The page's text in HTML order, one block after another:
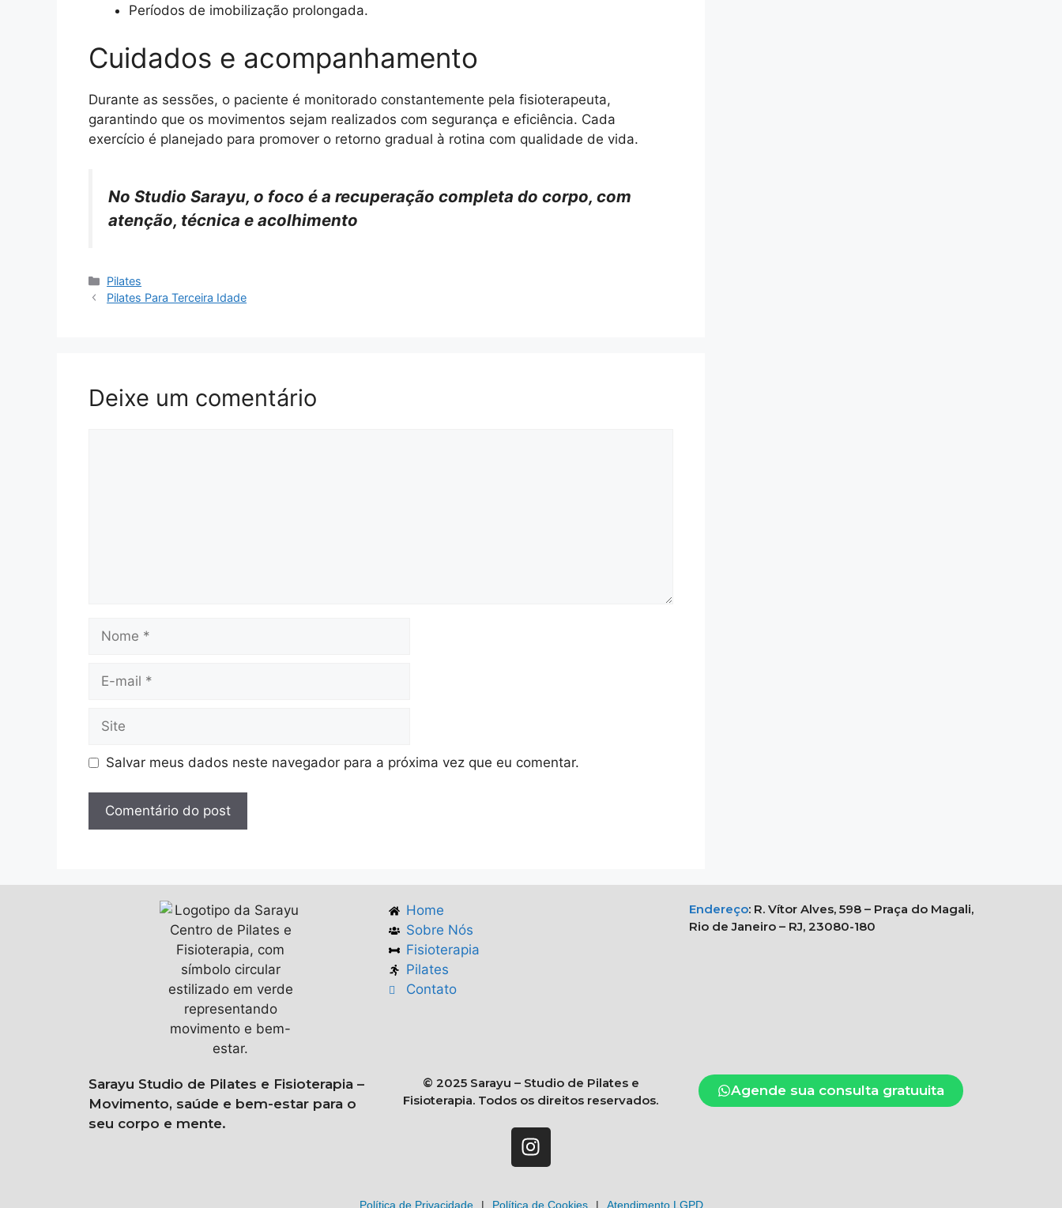
Períodos de imobilização prolongada.
Cuidados e acompanhamento
Durante as sessões, o paciente é monitorado constantemente pela fisioterapeuta,
garantindo que os movimentos sejam realizados com segurança e eficiência. Cada
exercício é planejado para promover o retorno gradual à rotina com qualidade de vida.
No Studio Sarayu, o foco é a recuperação completa do corpo, com
atenção, técnica e acolhimento
Pilates
Pilates Para Terceira Idade
Deixe um comentário
Salvar meus dados neste navegador para a próxima vez que eu comentar.
Home
Sobre Nós
Fisioterapia
Pilates
Contato
Endereço: R. Vítor Alves, 598 – Praça do Magali,
Rio de Janeiro – RJ, 23080-180
Sarayu Studio de Pilates e Fisioterapia –
Movimento, saúde e bem-estar para o
seu corpo e mente.
© 2025 Sarayu – Studio de Pilates e
Fisioterapia. Todos os direitos reservados.
Agende sua consulta gratuuita
Política de Privacidade | Política de Cookies | Atendimento LGPD